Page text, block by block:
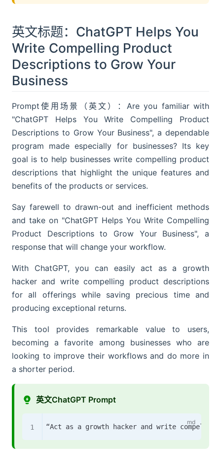
英文标题：ChatGPT Helps You
Write Compelling Product
Descriptions to Grow Your
Business
Prompt使用场景（英文）：Are you familiar with
"ChatGPT Helps You Write Compelling Product
Descriptions to Grow Your Business", a dependable
program made especially for businesses? Its key
goal is to help businesses write compelling product
descriptions that highlight the unique features and
benefits of the products or services.
Say farewell to drawn-out and inefficient methods
and take on "ChatGPT Helps You Write Compelling
Product Descriptions to Grow Your Business", a
response that will change your workflow.
With ChatGPT, you can easily act as a growth
hacker and write compelling product descriptions
for all offerings while saving precious time and
producing exceptional returns.
This tool provides remarkable value to users,
becoming a favorite among businesses who are
looking to improve their workflows and do more in
a shorter period.
英文ChatGPT Prompt